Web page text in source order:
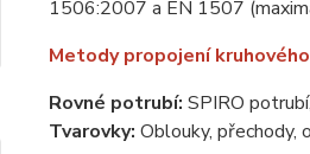
1506:2007 a EN 1507
Metody propojení
Rovné potrubí: SPIRO
Tvarovky: Oblouky, přechody,